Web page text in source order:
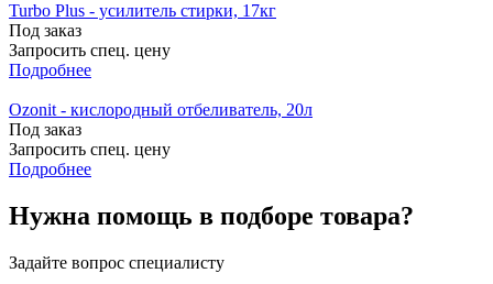
Turbo Plus - усилитель стирки, 17кг
Под заказ
Запросить спец. цену
Подробнее
Ozonit - кислородный отбеливатель, 20л
Под заказ
Запросить спец. цену
Подробнее
Нужна помощь в подборе товара?
Задайте вопрос специалисту